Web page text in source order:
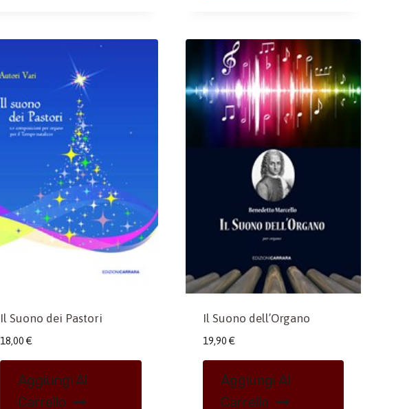
Il Suono dei Pastori
18,00 €
Aggiungi Al
Carrello
Il Suono dell’Organo
19,90 €
Aggiungi Al
Carrello